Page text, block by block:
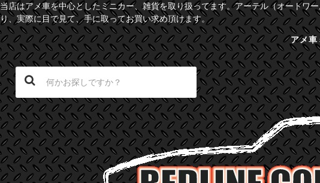
当店はアメ車を中心としたミニカー、雑貨を取り扱ってます。アーテル（オートワ
り、実際に目で見て、手に取ってお買い求め頂けます。
アメ